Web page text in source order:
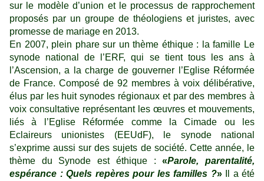
sur le modèle d’union et le processus de rapprochement
proposés par un groupe de théologiens et juristes, avec
promesse de mariage en 2013.
En 2007, plein phare sur un thème éthique : la famille Le
synode national de l’ERF, qui se tient tous les ans à
l’Ascension, a la charge de gouverner l’Eglise Réformée
de France. Composé de 92 membres à voix délibérative,
élus par les huit synodes régionaux et par des membres à
voix consultative représentant les œuvres et mouvements,
liés à l’Eglise Réformée comme la Cimade ou les
Eclaireurs unionistes (EEUdF), le synode national
s’exprime aussi sur des sujets de société. Cette année, le
thème du Synode est éthique :«Parole, parentalité,
espérance : Quels repères pour les familles ?»Il a été